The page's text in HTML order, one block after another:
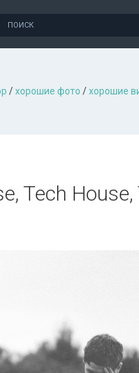
/хорошие фото /хорошие
Tech House,